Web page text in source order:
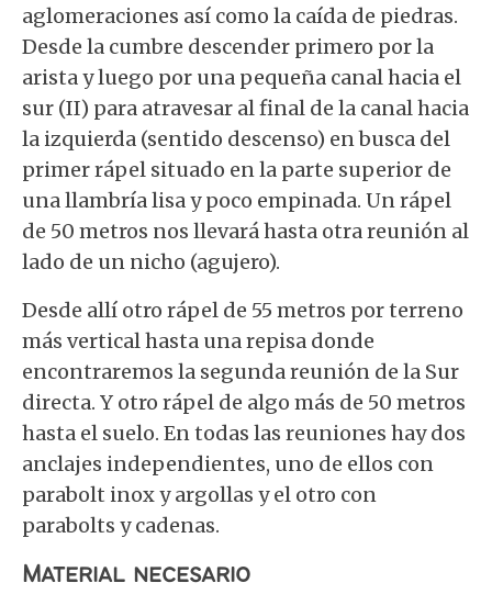
aglomeraciones así como la caída de piedras.
Desde la cumbre descender primero por la
arista y luego por una pequeña canal hacia el
sur (II) para atravesar al final de la canal hacia
la izquierda (sentido descenso) en busca del
primer rápel situado en la parte superior de
una llambría lisa y poco empinada. Un rápel
de 50 metros nos llevará hasta otra reunión al
lado de un nicho (agujero).
Desde allí otro rápel de 55 metros por terreno
más vertical hasta una repisa donde
encontraremos la segunda reunión de la Sur
directa. Y otro rápel de algo más de 50 metros
hasta el suelo. En todas las reuniones hay dos
anclajes independientes, uno de ellos con
parabolt inox y argollas y el otro con
parabolts y cadenas.
Material necesario